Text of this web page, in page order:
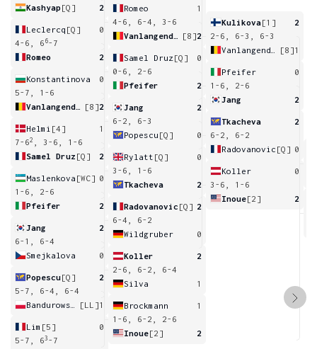
Kashyap [Q] 2
Leclercq [Q]
0
4-6, 6 6-7
Romeo
2
Konstantinova
0
5-7, 1-6
[8]2
Helmi [4]
1
7-62
, 3-6, 1-6
Samel Druz [Q] 2
Maslenkova [WC] 0
1-6, 2-6
Pfeifer
2
Jang
2
6-1, 6-4
Smejkalova
0
Popescu[Q]
2
5-7, 6-4, 6-4
[LL]1
Lim [5]
0
5-7, 63 -7
Romeo
1
4-6, 6-4, 3-6
[8]2
Samel Druz [Q]
0
0-6, 2-6
Pfeifer
2
Jang
2
6-2, 6-3
Popescu [Q] 0
Rylatt [Q]
0
3-6, 1-6
Tkacheva
2
Radovanovic [Q] 2
6-4, 6-2
Wildgruber
0
Koller
2
2-6, 6-2, 6-4
Silva
1
Brockmann
1
1-6, 6-2, 2-6
Inoue[2] 2
Kulikova[1]
2
2-6, 6-3, 6-3
[8]1
Pfeifer
0
1-6, 2-6
Jang
2
Tkacheva
2
6-2, 6-2
Radovanovic [Q] 0
Koller
0
3-6, 1-6
Inoue[2] 2